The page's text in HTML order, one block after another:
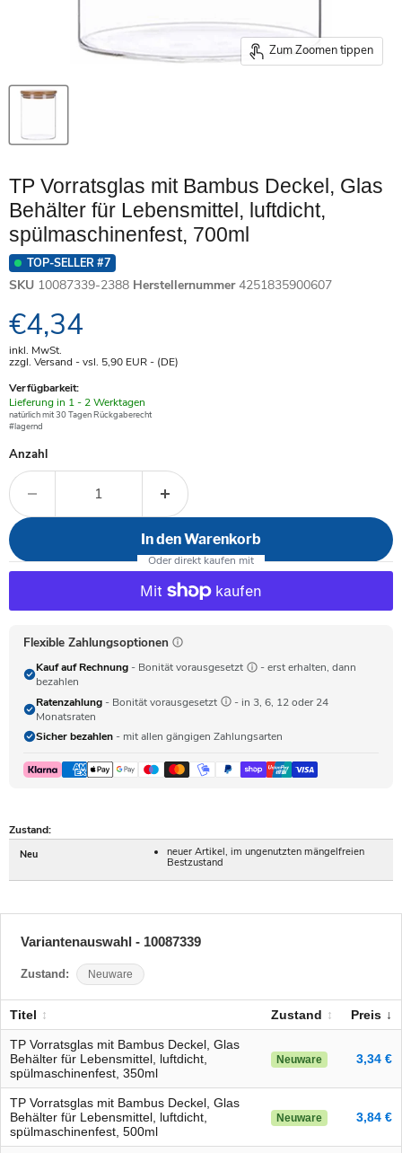
Zum Zoomen tippen
TP Vorratsglas mit Bambus Deckel, Glas
Behälter für Lebensmittel, luftdicht,
spülmaschinenfest, 700ml
TOP-SELLER #7
SKU 10087339-2388 Herstellernummer 4251835900607
Aktueller Preis
€4,34
inkl. MwSt.
zzgl. Versand - vsl. 5,90 EUR- (DE)
Verfügbarkeit:
Verfügbar
-
Lieferung in 1 - 2 Werktagen
natürlich mit 30 Tagen Rückgaberecht
#lagernd
Anzahl
In den Warenkorb
Flexible Zahlungsoptionen
Kauf auf Rechnung - Bonität vorausgesetzt
- erst erhalten, dann
bezahlen
Ratenzahlung - Bonität vorausgesetzt
- in 3, 6, 12 oder 24
Monatsraten
Sicher bezahlen - mit allen gängigen Zahlungsarten
Zustand:
Neu
neuer Artikel, im ungenutzten mängelfreien
Bestzustand
Variantenauswahl - 10087339
Zustand: Neuware
Titel Zustand Preis
TP Vorratsglas mit Bambus Deckel, Glas
Behälter für Lebensmittel, luftdicht,
spülmaschinenfest, 350ml
Neuware 3,34 €
TP Vorratsglas mit Bambus Deckel, Glas
Behälter für Lebensmittel, luftdicht,
spülmaschinenfest, 500ml
Neuware 3,84 €